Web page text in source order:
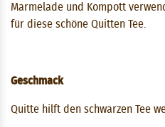
Marmelade und Kompott
für diese schöne Quitten Tee.
Geschmack
Quitte hilft den schwarzen Tee